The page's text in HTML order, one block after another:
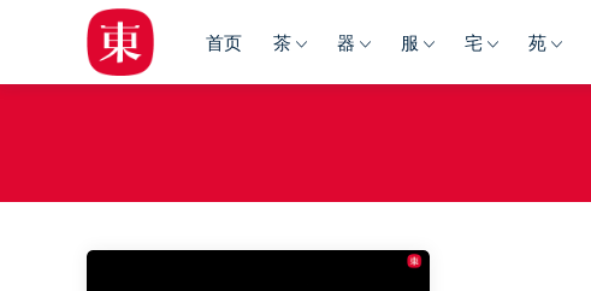
首页 茶 器 服 宅 苑